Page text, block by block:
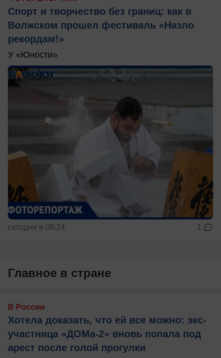
Спорт и творчество без границ: как в
Волжском прошел фестиваль «Назло
рекордам!»
У «Юности»
сегодня в 08:24 1
Главное в стране
В России
Хотела доказать, что ей все можно: экс-
участница «ДОМа-2» вновь попала под
арест после голой прогулки